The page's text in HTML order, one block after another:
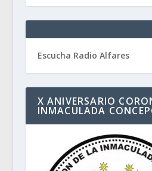
Escucha Radio Alfares
X ANIVERSARIO
INMACULADA